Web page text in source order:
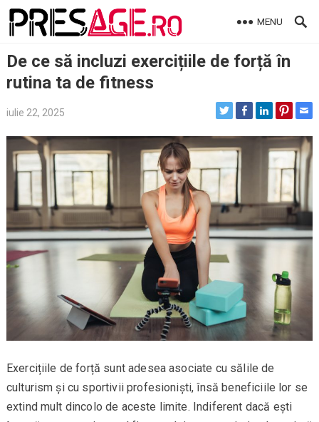
Skip
MENU
De ce să incluzi exercițiile de forță în
rutina ta de fitness
iulie 22, 2025
Exercițiile de forță sunt adesea asociate cu sălile de
culturism și cu sportivii profesioniști, însă beneficiile lor se
extind mult dincolo de aceste limite. Indiferent dacă ești